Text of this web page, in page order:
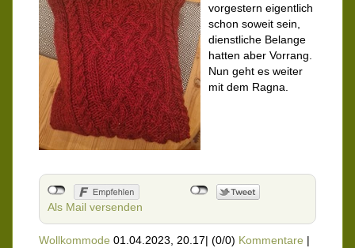
vorgestern eigentlich
schon soweit sein,
dienstliche Belange
hatten aber Vorrang.
Nun geht es weiter
mit dem Ragna.
Als Mail versenden
Wollkommode 01.04.2023, 20.17| (0/0) Kommentare |